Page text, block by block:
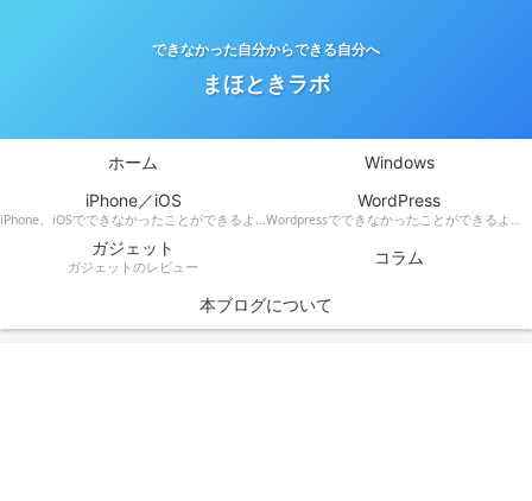
できなかった自分からできる自分へ
まほときラボ
ホーム
Windows
iPhone／iOS
iPhone、iOSでできなかったことができるようになる！
WordPress
Wordpressでできなかったことができるようになる！
ガジェット
ガジェットのレビュー コラム
本ブログについて